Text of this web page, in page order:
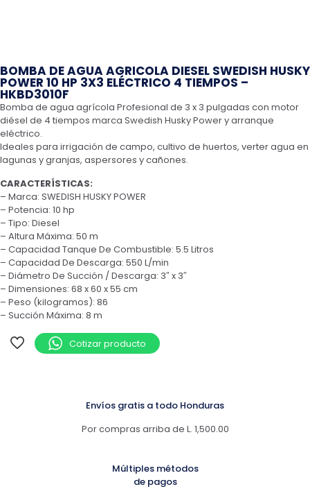
BOMBA DE AGUA AGRICOLA DIESEL SWEDISH HUSKY
POWER 10 HP 3X3 ELÉCTRICO 4 TIEMPOS –
HKBD3010F
Bomba de agua agrícola Profesional de 3 x 3 pulgadas con motor
diésel de 4 tiempos marca Swedish Husky Power y arranque
eléctrico.
Ideales para irrigación de campo, cultivo de huertos, verter agua en
lagunas y granjas, aspersores y cañones.
CARACTERÍSTICAS:
– Marca: SWEDISH HUSKY POWER
– Potencia: 10 hp
– Tipo: Diesel
– Altura Máxima: 50 m
– Capacidad Tanque De Combustible: 5.5 Litros
– Capacidad De Descarga: 550 L/min
– Diámetro De Succión / Descarga: 3″ x 3″
– Dimensiones: 68 x 60 x 55 cm
– Peso (kilogramos): 86
– Succión Máxima: 8 m
Cotizar producto
Envíos gratis a todo Honduras
Por compras arriba de L. 1,500.00
Múltiples métodos
de pagos